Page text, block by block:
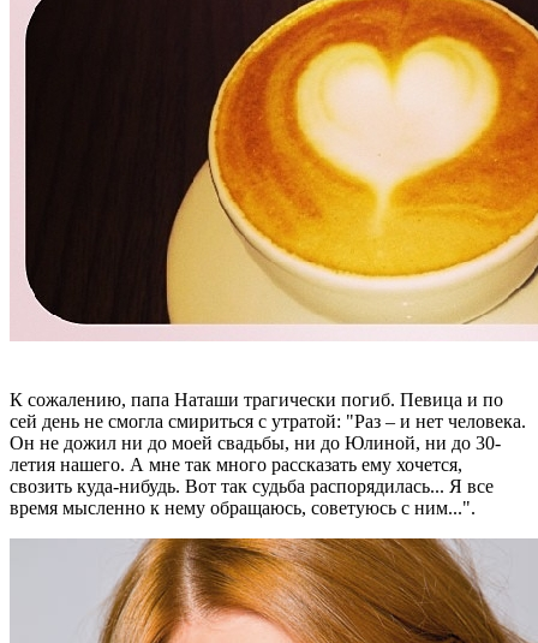
К сожалению, папа Наташи трагически погиб. Певица и по
сей день не смогла смириться с утратой: "Раз – и нет человека.
Он не дожил ни до моей свадьбы, ни до Юлиной, ни до 30-
летия нашего. А мне так много рассказать ему хочется,
свозить куда-нибудь. Вот так судьба распорядилась... Я все
время мысленно к нему обращаюсь, советуюсь с ним...".